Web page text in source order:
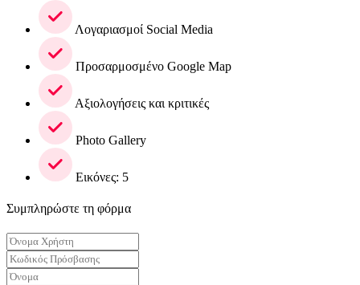
Λογαριασμοί Social Media
Προσαρμοσμένο Google Map
Αξιολογήσεις και κριτικές
Photo Gallery
Εικόνες: 5
Συμπληρώστε τη φόρμα